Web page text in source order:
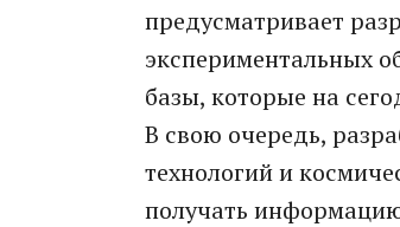
предусматривает
экспериментальных
базы, которые на
В свою очередь,
технологий и
получать